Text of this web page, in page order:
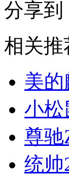
分享到
相关推
美的
小松
尊驰
统帅